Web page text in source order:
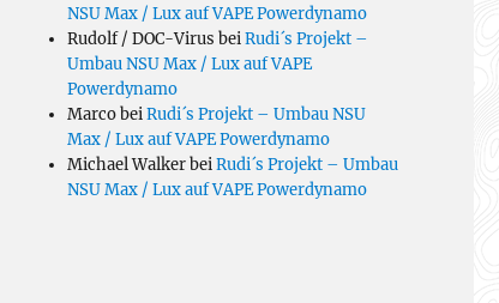
NSU Max / Lux auf VAPE Powerdynamo
Rudolf / DOC-Virus beiRudi´s Projekt –
Umbau NSU Max / Lux auf VAPE
Powerdynamo
MarcobeiRudi´s Projekt – Umbau NSU
Max / Lux auf VAPE Powerdynamo
Michael WalkerbeiRudi´s Projekt – Umbau
NSU Max / Lux auf VAPE Powerdynamo